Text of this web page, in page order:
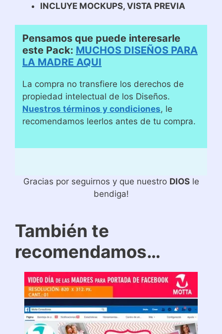
INCLUYE MOCKUPS, VISTA PREVIA
Pensamos que puede interesarle
este Pack: MUCHOS DISEÑOS PARA
LA MADRE AQUI
La compra no transfiere los derechos de
propiedad intelectual de los Diseños.
Nuestros términos y condiciones, le
recomendamos leerlos antes de tu compra.
Gracias por seguirnos y que nuestro DIOSle
bendiga!
También te
recomendamos…